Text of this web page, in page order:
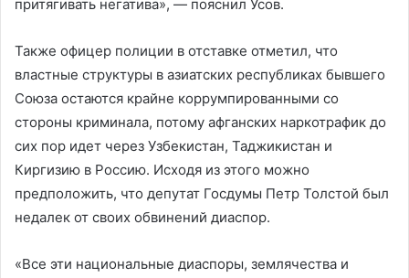
притягивать негатива», — пояснил Усов.
Также офицер полиции в отставке отметил, что
властные структуры в азиатских республиках бывшего
Союза остаются крайне коррумпированными со
стороны криминала, потому афганских наркотрафик до
сих пор идет через Узбекистан, Таджикистан и
Киргизию в Россию. Исходя из этого можно
предположить, что депутат Госдумы Петр Толстой был
недалек от своих обвинений диаспор.
«Все эти национальные диаспоры, землячества и